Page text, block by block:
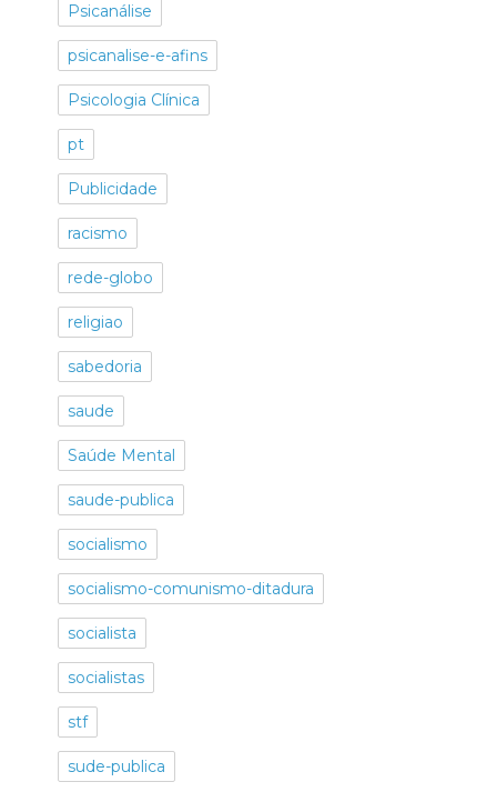
Psicanálise
psicanalise-e-afins
Psicologia Clínica
pt
Publicidade
racismo
rede-globo
religiao
sabedoria
saude
Saúde Mental
saude-publica
socialismo
socialismo-comunismo-ditadura
socialista
socialistas
stf
sude-publica